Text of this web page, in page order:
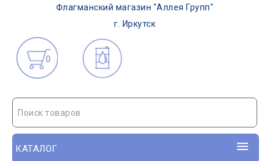
Флагманский магазин "Аллея Групп"
г. Иркутск
0
Поиск товаров
КАТАЛОГ